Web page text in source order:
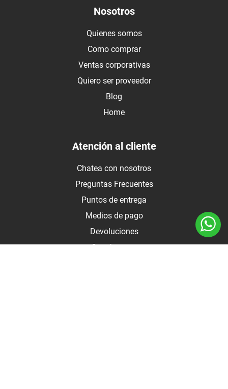
Nosotros
Quienes somos
Como comprar
Ventas corporativas
Quiero ser proveedor
Blog
Home
Atención al cliente
Chatea con nosotros
Preguntas Frecuentes
Puntos de entrega
Medios de pago
Devoluciones
Contáctanos